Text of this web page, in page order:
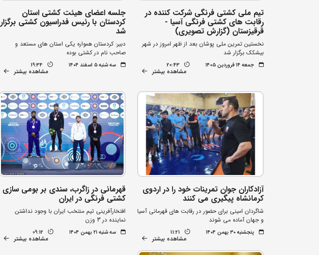
تیم ملی کشتی فرنگی شرکت کننده در
رقابت های کشتی فرنگی آسیا -
قرقیزستان (گزارش تصویری)
نخستین تمرین ملی پوشان بعد از ظهر امروز در شهر
بیشکک برگزار شد
جمعه ۱۴ فروردین ۱۴۰۵ 20:43
مشاهده بیشتر
جلسه اعضای هیئت کشتی استان
کردستان با رئیس فدراسیون کشتی برگزار
شد
دبیر: کردستان همواره یکی استان های مستعد و
صاحب نام در کشتی بوده
سه شنبه ۵ اسفند ۱۴۰۴ 19:34
مشاهده بیشتر
آزادکاران جوان تمرینات خود را در اردوی
کرمانشاه پیگیری می کنند
شاگردان امینی برای حضور در رقابت های قهرمانی آسیا
و جهان آماده می شوند
پنجشنبه ۳۰ بهمن ۱۴۰۴ 11:21
مشاهده بیشتر
قهرمانی در زاگرب، سندی بر بومی سازی
کشتی فرنگی در ایران
افتخارآفرینی تیم منتخب ایران با وجود نداشتن
نماینده در 3 وزن
سه شنبه ۲۱ بهمن ۱۴۰۴ 09:12
مشاهده بیشتر